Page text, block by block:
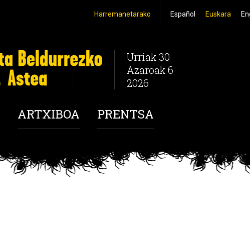
Español Euskara
Harremanetarako
Urriak 30
Azaroak 6
2026
ARTXIBOA PRENTSA